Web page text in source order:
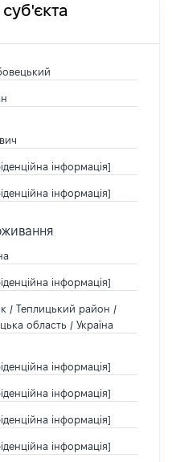
інформація]
інформація]
інформація]
/ Теплицький район /
область / Україна
інформація]
інформація]
інформація]
інформація]